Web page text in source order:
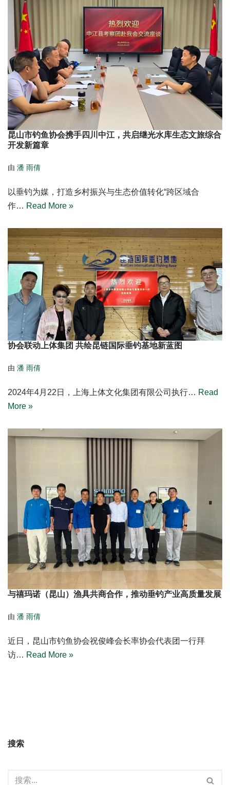
昆山市钓鱼协会携手四川中江，共启继光水库生态文旅综合
开发新篇章
由 潘 雨倩
以垂钓为媒，打造乡村振兴与生态价值转化“跨区域合
作… Read More »
协会联动上体集团 共绘昆链国际垂钓基地新蓝图
由 潘 雨倩
2024年4月22日，上海上体文化集团有限公司执行… Read
More »
与禧玛诺（昆山）渔具共商合作，推动垂钓产业高质量发展
由 潘 雨倩
近日，昆山市钓鱼协会祝俊峰会长率协会代表团一行拜
访… Read More »
搜索